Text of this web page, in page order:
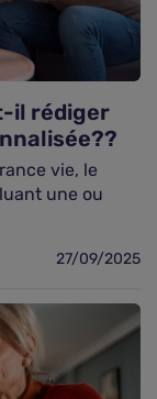
il rédiger
vie, le
une ou
27/09/2025